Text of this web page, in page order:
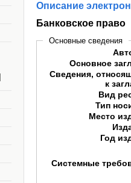
Описание
Банковское право
Основные сведения
Основное
Сведения,
к
Вид
Тип
Место
Год
Системные